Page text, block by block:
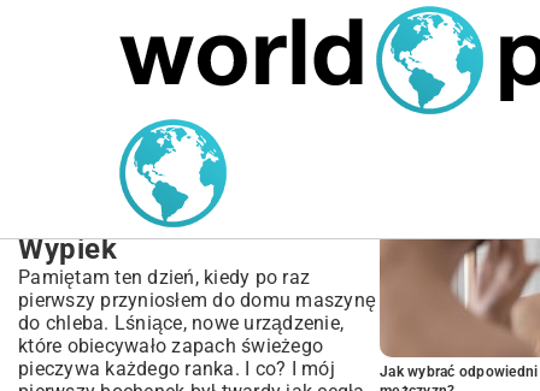
MARIUSZ ŁAMAGA 04.10.2025
Przepisy na Chleb z
Maszyny – Proste
Receptury na Domowy
Wypiek
Pamiętam ten dzień, kiedy po raz
pierwszy przyniosłem do domu maszynę
do chleba. Lśniące, nowe urządzenie,
które obiecywało zapach świeżego
pieczywa każdego ranka. I co? I mój
Jak wybrać